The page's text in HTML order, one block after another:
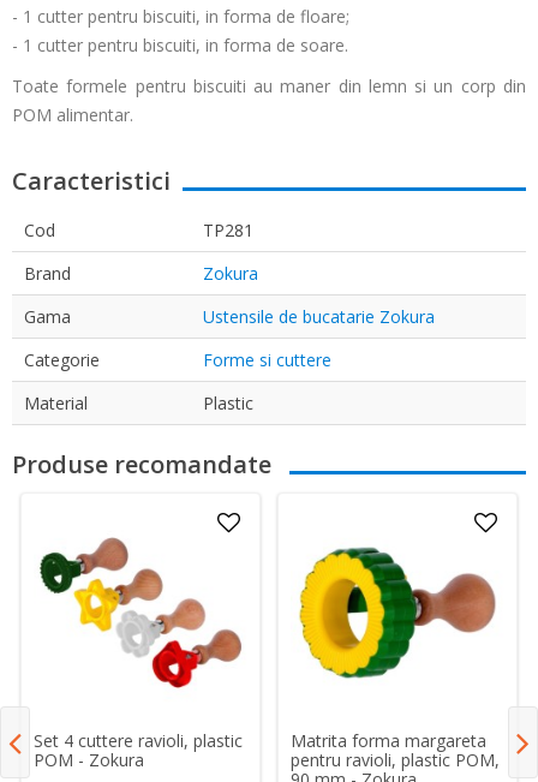
- 1 cutter pentru biscuiti, in forma de floare;
- 1 cutter pentru biscuiti, in forma de soare.
Toate formele pentru biscuiti au maner din lemn si un corp din
POM alimentar.
Caracteristici
Cod
TP281
Brand
Zokura
Gama
Ustensile de bucatarie Zokura
Categorie
Forme si cuttere
Material
Plastic
Produse recomandate
Set 4 cuttere ravioli, plastic
POM - Zokura
Matrita forma margareta
pentru ravioli, plastic POM,